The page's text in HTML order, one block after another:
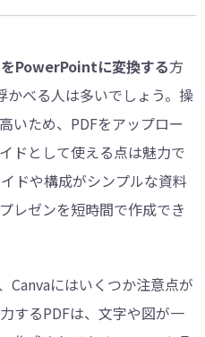
PowerPointに変換する方
かべる人は多いでしょう。操
いため、PDFをアップロー
ドとして使える点は魅力で
ドや構成がシンプルな資料
レゼンを短時間で作成でき
Canvaにはいくつか注意点が
するPDFは、文字や図が一